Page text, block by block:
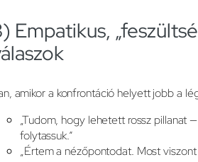
Empatikus,
amikor a konfrontáció helyett jobb a
„Tudom, hogy lehetett rossz pillanat
folytassuk.”
„Értem a nézőpontodat. Most